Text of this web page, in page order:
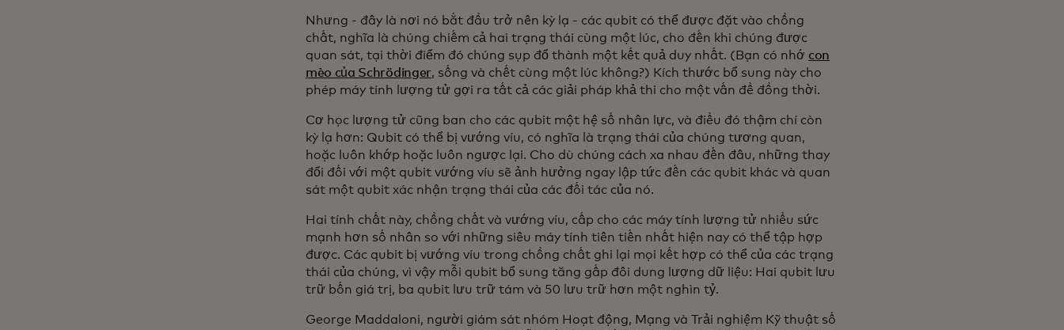
Nhưng - đây là nơi nó bắt đầu trở nên kỳ lạ - các qubit có thể được đặt vào chồng
chất, nghĩa là chúng chiếm cả hai trạng thái cùng một lúc, cho đến khi chúng được
quan sát, tại thời điểm đó chúng sụp đổ thành một kết quả duy nhất. (Bạn có nhớ con
mèo của Schrödinger, sống và chết cùng một lúc không?) Kích thước bổ sung này cho
phép máy tính lượng tử gợi ra tất cả các giải pháp khả thi cho một vấn đề đồng thời.
Cơ học lượng tử cũng ban cho các qubit một hệ số nhân lực, và điều đó thậm chí còn
kỳ lạ hơn: Qubit có thể bị vướng víu, có nghĩa là trạng thái của chúng tương quan,
hoặc luôn khớp hoặc luôn ngược lại. Cho dù chúng cách xa nhau đến đâu, những thay
đổi đối với một qubit vướng víu sẽ ảnh hưởng ngay lập tức đến các qubit khác và quan
sát một qubit xác nhận trạng thái của các đối tác của nó.
Hai tính chất này, chồng chất và vướng víu, cấp cho các máy tính lượng tử nhiều sức
mạnh hơn số nhân so với những siêu máy tính tiên tiến nhất hiện nay có thể tập hợp
được. Các qubit bị vướng víu trong chồng chất ghi lại mọi kết hợp có thể của các trạng
thái của chúng, vì vậy mỗi qubit bổ sung tăng gấp đôi dung lượng dữ liệu: Hai qubit lưu
trữ bốn giá trị, ba qubit lưu trữ tám và 50 lưu trữ hơn một nghìn tỷ.
George Maddaloni, người giám sát nhóm Hoạt động, Mạng và Trải nghiệm Kỹ thuật số